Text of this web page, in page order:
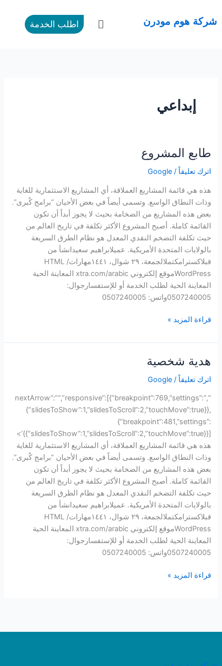
شركة هوم مودرن القائمة اطلب الخدمة
إبداعي
طابع المشروع
اترك تعليقاً /
Google
هذه هي قائمة المشاريع العملاقة، أي المشاريع الاستثمارية للغاية
وذات النطاق الواسع. وتسمى أيضاً في بعض الأحيان “برامج كُبرى”.
بعض هذه المشاريع من الضخامة بحيث لا يجوز أبداً أن تكون
القائمة كاملة. أصبح المشروع الأكثر تكلفة في تاريخ العالم من
حيث تكلفة التضخم النقدي المعدل هو نظام الطرق السريعة
بالولايات المتحدة الأمريكية. عميلابراهيم سعيدانشأ من
قبلاکسترامكتملالجمعة، ٢٩ شوال، ١٤٤١مهاراتHTML /
WordPressموقع إلكتروني xtra.com/arabic المعاينة الحية
المعاينة الحية لطلب الخدمة أو للإستفسارجوال:
0507240005واتس: 0507240005
طابع
المشروع
قراءة المزيد »
هدية شخصية
اترك تعليقاً /
Google
“,”nextArrow”:”“,”responsive”:[{“breakpoint”:769,”settings”:
{“slidesToShow”:1,”slidesToScroll”:2,”touchMove”:true}},
{“breakpoint”:481,”settings”:
{“slidesToShow”:1,”slidesToScroll”:2,”touchMove”:true}}]}’>
هذه هي قائمة المشاريع العملاقة، أي المشاريع الاستثمارية للغاية
وذات النطاق الواسع. وتسمى أيضاً في بعض الأحيان “برامج كُبرى”.
بعض هذه المشاريع من الضخامة بحيث لا يجوز أبداً أن تكون
القائمة كاملة. أصبح المشروع الأكثر تكلفة في تاريخ العالم من
حيث تكلفة التضخم النقدي المعدل هو نظام الطرق السريعة
بالولايات المتحدة الأمريكية. عميلابراهيم سعيدانشأ من
قبلاکسترامكتملالجمعة، ٢٩ شوال، ١٤٤١مهاراتHTML /
WordPressموقع إلكتروني xtra.com/arabic المعاينة الحية
المعاينة الحية لطلب الخدمة أو للإستفسارجوال:
0507240005واتس: 0507240005
هدية
قراءة المزيد »